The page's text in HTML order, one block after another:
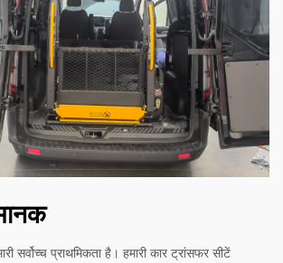
सर्वोच्च प्राथमिकता है। हमारी कार ट्रांसफर सीटें